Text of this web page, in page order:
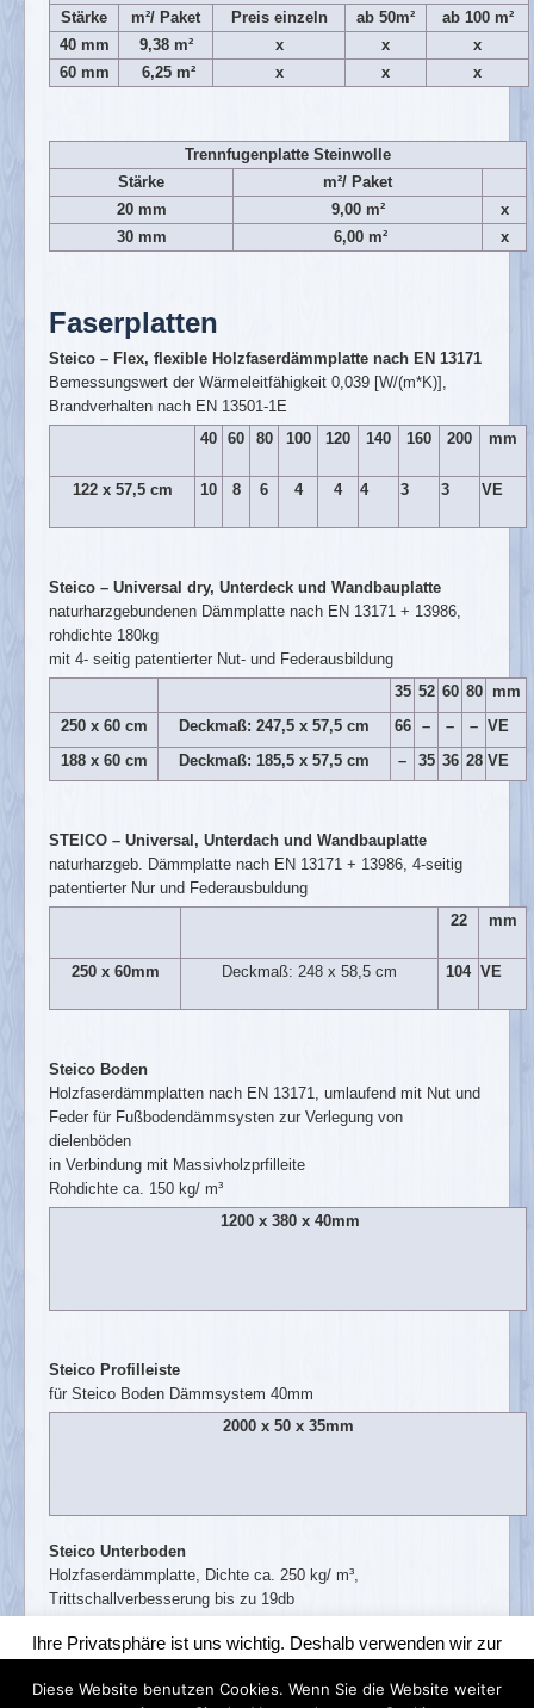
Stärke
m²/ Paket Preis einzeln ab 50m²
ab 100 m²
40 mm
9,38 m² x x
x
60 mm
6,25 m² x x x
Trennfugenplatte Steinwolle
Stärke
m²/ Paket
20 mm
9,00 m²
x
30 mm
6,00 m² x
Faserplatten
Steico – Flex, flexible Holzfaserdämmplatte nach EN 13171
Bemessungswert der Wärmeleitfähigkeit 0,039 [W/(m*K)],
Brandverhalten nach EN 13501-1E
40 60 80 100 120 140 160 200 mm
122 x 57,5 cm 10 8 6 4 4 4 3 3 VE
Steico – Universal dry, Unterdeck und Wandbauplatte
naturharzgebundenen Dämmplatte nach EN 13171 + 13986,
rohdichte 180kg
mit 4- seitig patentierter Nut- und Federausbildung
35 52 60 80
mm
250 x 60 cm
Deckmaß: 247,5 x 57,5 cm 66 – – – VE
188 x 60 cm
Deckmaß: 185,5 x 57,5 cm – 35 36 28 VE
STEICO – Universal, Unterdach und Wandbauplatte
naturharzgeb. Dämmplatte nach EN 13171 + 13986, 4-seitig
patentierter Nur und Federausbuldung
22
mm
250 x 60mm Deckmaß: 248 x 58,5 cm 104 VE
Steico Boden
Holzfaserdämmplatten nach EN 13171, umlaufend mit Nut und
Feder für Fußbodendämmsysten zur Verlegung von
dielenböden
in Verbindung mit Massivholzprfilleite
Rohdichte ca. 150 kg/ m³
1200 x 380 x 40mm
Steico Profilleiste
für Steico Boden Dämmsystem 40mm
2000 x 50 x 35mm
Steico Unterboden
Holzfaserdämmplatte, Dichte ca. 250 kg/ m³,
Trittschallverbesserung bis zu 19db
79 x 59 cm 15 VE
Ihre Privatsphäre ist uns wichtig. Deshalb verwenden wir zur
Analysen, Retargeting und Tracking Cookies. Diese sammeln
Diese Website benutzen Cookies. Wenn Sie die Website weiter